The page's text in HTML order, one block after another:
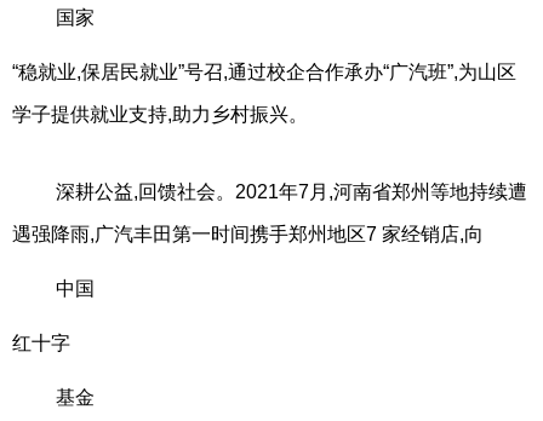
国家
“稳就业,保居民就业”号召,通过校企合作承办“广汽班”,为山区
学子提供就业支持,助力乡村振兴。
深耕公益,回馈社会。2021年7月,河南省郑州等地持续遭
遇强降雨,广汽丰田第一时间携手郑州地区7 家经销店,向
中国
红十字
基金